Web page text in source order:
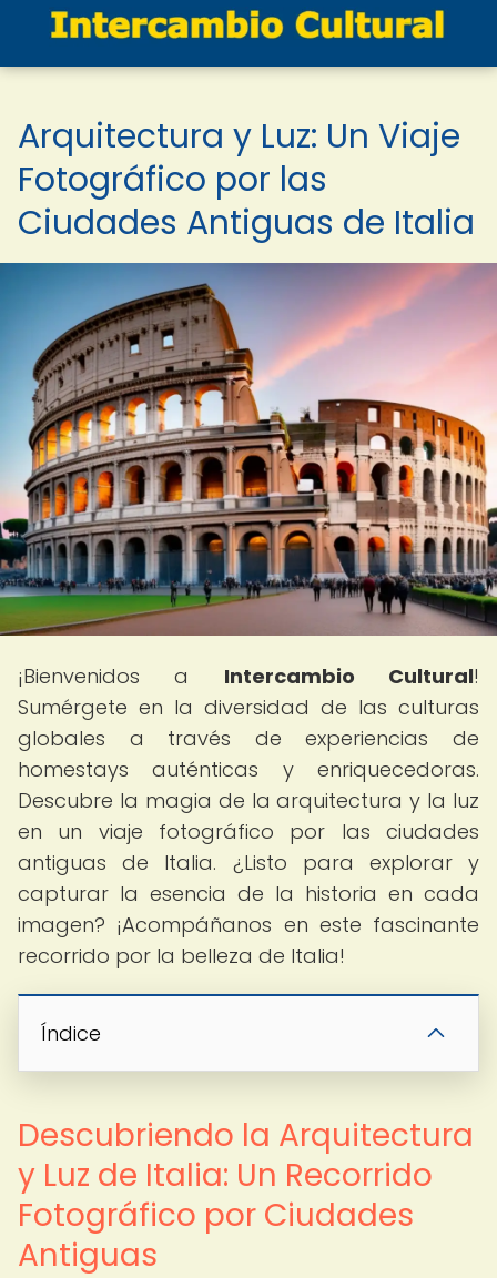
Arquitectura y Luz: Un Viaje
Fotográfico por las
Ciudades Antiguas de Italia
¡Bienvenidos a Intercambio Cultural!
Sumérgete en la diversidad de las culturas
globales a través de experiencias de
homestays auténticas y enriquecedoras.
Descubre la magia de la arquitectura y la luz
en un viaje fotográfico por las ciudades
antiguas de Italia. ¿Listo para explorar y
capturar la esencia de la historia en cada
imagen? ¡Acompáñanos en este fascinante
recorrido por la belleza de Italia!
Índice
Descubriendo la Arquitectura
y Luz de Italia: Un Recorrido
Fotográfico por Ciudades
Antiguas